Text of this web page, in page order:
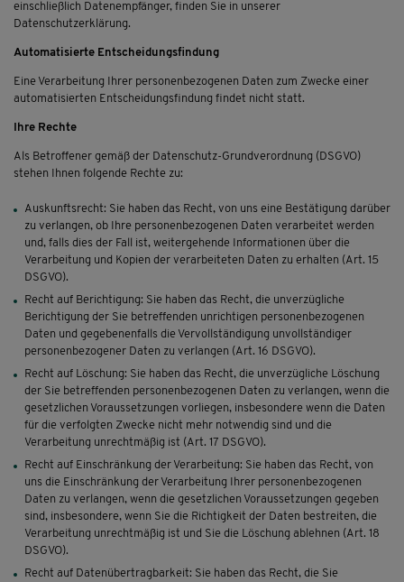
einschließlich Datenempfänger, finden Sie in unserer
Datenschutzerklärung.
Automatisierte Entscheidungsfindung
Eine Verarbeitung Ihrer personenbezogenen Daten zum Zwecke einer
automatisierten Entscheidungsfindung findet nicht statt.
Ihre Rechte
Als Betroffener gemäß der Datenschutz-Grundverordnung (DSGVO)
stehen Ihnen folgende Rechte zu:
Auskunftsrecht: Sie haben das Recht, von uns eine Bestätigung darüber
zu verlangen, ob Ihre personenbezogenen Daten verarbeitet werden
und, falls dies der Fall ist, weitergehende Informationen über die
Verarbeitung und Kopien der verarbeiteten Daten zu erhalten (Art. 15
DSGVO).
Recht auf Berichtigung: Sie haben das Recht, die unverzügliche
Berichtigung der Sie betreffenden unrichtigen personenbezogenen
Daten und gegebenenfalls die Vervollständigung unvollständiger
personenbezogener Daten zu verlangen (Art. 16 DSGVO).
Recht auf Löschung: Sie haben das Recht, die unverzügliche Löschung
der Sie betreffenden personenbezogenen Daten zu verlangen, wenn die
gesetzlichen Voraussetzungen vorliegen, insbesondere wenn die Daten
für die verfolgten Zwecke nicht mehr notwendig sind und die
Verarbeitung unrechtmäßig ist (Art. 17 DSGVO).
Recht auf Einschränkung der Verarbeitung: Sie haben das Recht, von
uns die Einschränkung der Verarbeitung Ihrer personenbezogenen
Daten zu verlangen, wenn die gesetzlichen Voraussetzungen gegeben
sind, insbesondere, wenn Sie die Richtigkeit der Daten bestreiten, die
Verarbeitung unrechtmäßig ist und Sie die Löschung ablehnen (Art. 18
DSGVO).
Recht auf Datenübertragbarkeit: Sie haben das Recht, die Sie